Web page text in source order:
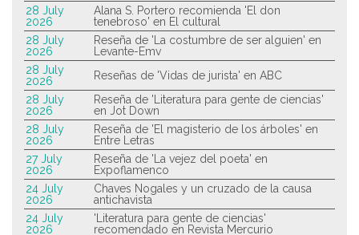
28 July
2026
Alana S. Portero recomienda 'El don
tenebroso' en El cultural
28 July
2026
Reseña de 'La costumbre de ser alguien' en
Levante-Emv
28 July
2026
Reseñas de 'Vidas de jurista' en ABC
28 July
2026
Reseña de 'Literatura para gente de ciencias'
en Jot Down
28 July
2026
Reseña de 'El magisterio de los árboles' en
Entre Letras
27 July
2026
Reseña de 'La vejez del poeta' en
Expoflamenco
24 July
2026
Chaves Nogales y un cruzado de la causa
antichavista
24 July
2026
'Literatura para gente de ciencias'
recomendado en Revista Mercurio